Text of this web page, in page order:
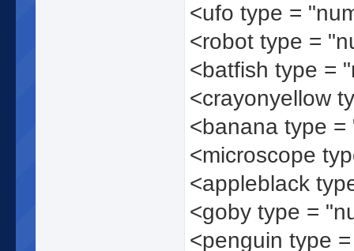
<ufo type =
<robot type =
<batfish type =
<crayonyellow
<banana type
<microscope
<appleblack
<goby type =
<penguin type